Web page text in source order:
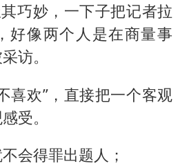
巧妙，一下子把记者拉
好像两个人是在商量事
访。
喜欢”，直接把一个客观
受。
会得罪出题人；